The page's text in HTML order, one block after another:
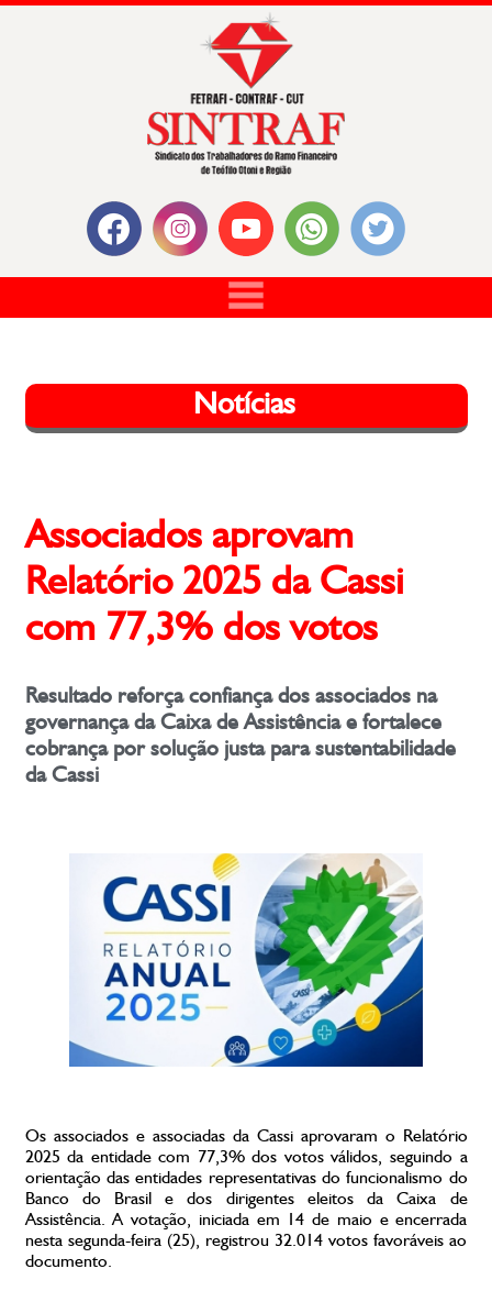
Notícias
Associados aprovam
Relatório 2025 da Cassi
com 77,3% dos votos
Resultado reforça confiança dos associados na
governança da Caixa de Assistência e fortalece
cobrança por solução justa para sustentabilidade
da Cassi
Os associados e associadas da Cassi aprovaram o Relatório
2025 da entidade com 77,3% dos votos válidos, seguindo a
orientação das entidades representativas do funcionalismo do
Banco do Brasil e dos dirigentes eleitos da Caixa de
Assistência. A votação, iniciada em 14 de maio e encerrada
nesta segunda-feira (25), registrou 32.014 votos favoráveis ao
documento.